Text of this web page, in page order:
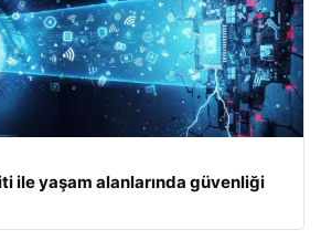
ile yaşam alanlarında güvenliği